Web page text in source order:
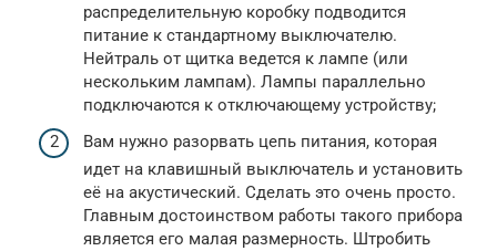
распределительную коробку подводится
питание к стандартному выключателю.
Нейтраль от щитка ведется к лампе (или
нескольким лампам). Лампы параллельно
подключаются к отключающему устройству;
Вам нужно разорвать цепь питания, которая
идет на клавишный выключатель и установить
её на акустический. Сделать это очень просто.
Главным достоинством работы такого прибора
является его малая размерность. Штробить